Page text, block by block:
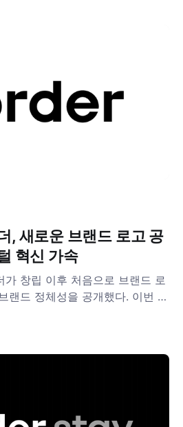
, 새로운 브랜드 로고 공
혁신 가속
가 창립 이후 처음으로 브랜드 로
랜드 정체성을 공개했다. 이번 리
매장 운영을 효율적으로 지원하